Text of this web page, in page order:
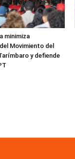
minimiza
Movimiento del
y defiende